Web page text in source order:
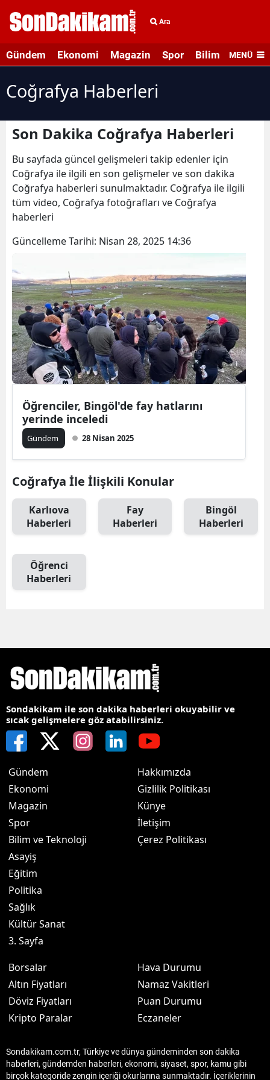
Ara
Gündem Ekonomi Magazin Spor Bilim veMENÜ
Coğrafya Haberleri
Son Dakika Coğrafya Haberleri
Bu sayfada güncel gelişmeleri takip edenler için
Coğrafya ile ilgili en son gelişmeler ve son dakika
Coğrafya haberleri sunulmaktadır. Coğrafya ile ilgili
tüm video, Coğrafya fotoğrafları ve Coğrafya
haberleri
Güncelleme Tarihi: Nisan 28, 2025 14:36
Öğrenciler, Bingöl'de fay hatlarını
yerinde inceledi
Gündem 28 Nisan 2025
Coğrafya İle İlişkili Konular
Karlıova
Haberleri
Fay
Haberleri
Bingöl
Haberleri
Öğrenci
Haberleri
Sondakikam ile son dakika haberleri okuyabilir ve
sıcak gelişmelere göz atabilirsiniz.
Gündem
Ekonomi
Magazin
Spor
Bilim ve Teknoloji
Asayiş
Eğitim
Politika
Sağlık
Kültür Sanat
3. Sayfa
Hakkımızda
Gizlilik Politikası
Künye
İletişim
Çerez Politikası
Borsalar
Altın Fiyatları
Döviz Fiyatları
Kripto Paralar
Hava Durumu
Namaz Vakitleri
Puan Durumu
Eczaneler
Sondakikam.com.tr, Türkiye ve dünya gündeminden son dakika
haberleri, gündemden haberleri, ekonomi, siyaset, spor, kamu gibi
birçok kategoride zengin içeriği okurlarına sunmaktadır. İçeriklerinin